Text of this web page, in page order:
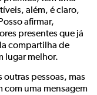
além, é claro,
afirmar,
presentes que já
compartilha de
lugar melhor.
outras pessoas, mas
com uma mensagem